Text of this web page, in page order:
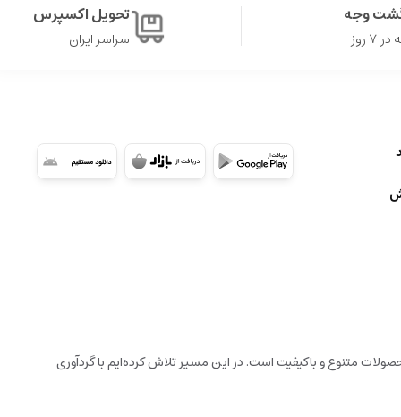
وجه
روز
تحویل اکسپرس
سراسر ایران
متنوع و باکیفیت است. در این مسیر تلاش کرده‌ایم با گردآوری